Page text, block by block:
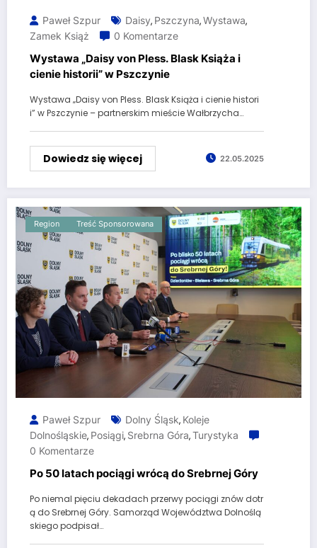
Paweł Szpur Daisy, Pszczyna,Wystawa,
Zamek Książ
0 Komentarze
Wystawa „Daisy von Pless. Blask Książa i
cienie historii” w Pszczynie
Wystawa „Daisy von Pless. Blask Książa i cienie histori
i” w Pszczynie – partnerskim mieście Wałbrzycha…
Dowiedz się więcej 22.05.2025
Region Treść Sponsorowana
Paweł Szpur Dolny Śląsk, Koleje
Dolnośląskie, Posiągi, Srebrna Góra,Turystyka
0 Komentarze
Po 50 latach pociągi wrócą do Srebrnej Góry
Po niemal pięciu dekadach przerwy pociągi znów dotr
ą do Srebrnej Góry. Samorząd Województwa Dolnoślą
skiego podpisał…